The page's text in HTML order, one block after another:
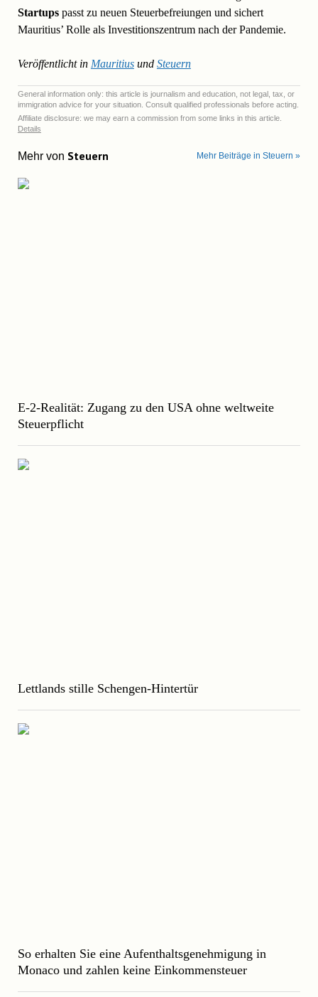
Startupspasst zu neuen Steuerbefreiungen und sichert
Mauritius’ Rolle als Investitionszentrum nach der Pandemie.
Veröffentlicht in Mauritiusund Steuern
General information only: this article is journalism and education, not legal, tax, or
immigration advice for your situation. Consult qualified professionals before acting.
Affiliate disclosure: we may earn a commission from some links in this article.
Details
Mehr von Steuern Mehr Beiträge in Steuern »
E-2-Realität: Zugang zu den USA ohne weltweite
Steuerpflicht
Lettlands stille Schengen-Hintertür
So erhalten Sie eine Aufenthaltsgenehmigung in
Monaco und zahlen keine Einkommensteuer